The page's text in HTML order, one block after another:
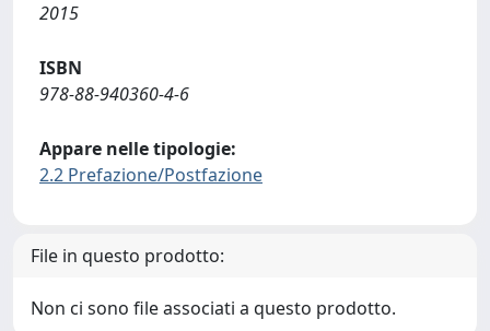
2015
ISBN
978-88-940360-4-6
Appare nelle tipologie:
2.2 Prefazione/Postfazione
File in questo prodotto:
Non ci sono file associati a questo prodotto.